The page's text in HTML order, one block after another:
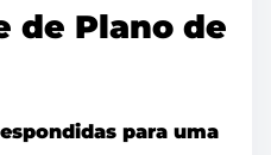
de Plano de
para uma